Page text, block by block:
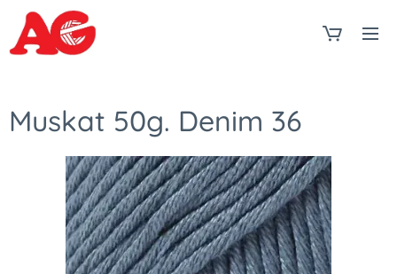
Muskat 50g. Denim 36